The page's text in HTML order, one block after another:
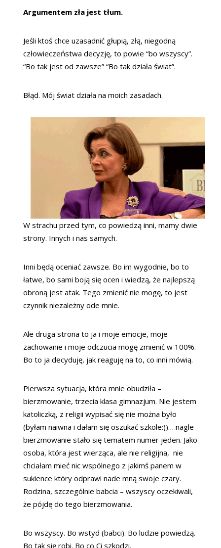
Argumentem zła jest tłum.
Jeśli ktoś chce uzasadnić głupią, złą, niegodną
człowieczeństwa decyzję, to powie “bo wszyscy”.
“Bo tak jest od zawsze” “Bo tak działa świat”.
Błąd. Mój świat działa na moich zasadach.
W strachu przed tym, co powiedzą inni, mamy dwie
strony. Innych i nas samych.
Inni będą oceniać zawsze. Bo im wygodnie, bo to
łatwe, bo sami boją się ocen i wiedzą, że najlepszą
obroną jest atak. Tego zmienić nie mogę, to jest
czynnik niezależny ode mnie.
Ale druga strona to ja i moje emocje, moje
zachowanie i moje odczucia mogę zmienić w 100%.
Bo to ja decyduję, jak reaguję na to, co inni mówią.
Pierwsza sytuacja, która mnie obudziła –
bierzmowanie, trzecia klasa gimnazjum. Nie jestem
katoliczką, z religii wypisać się nie można było
(byłam naiwna i dałam się oszukać szkole:))… nagle
bierzmowanie stało się tematem numer jeden. Jako
osoba, która jest wierząca, ale nie religijna, nie
chciałam mieć nic wspólnego z jakimś panem w
sukience który odprawi nade mną swoje czary.
Rodzina, szczególnie babcia – wszyscy oczekiwali,
że pójdę do tego bierzmowania.
Bo wszyscy. Bo wstyd (babci). Bo ludzie powiedzą.
Bo tak się robi. Bo co Ci szkodzi.